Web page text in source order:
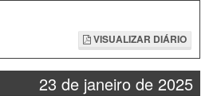
VISUALIZAR DIÁRIO
23 de janeiro de 2025